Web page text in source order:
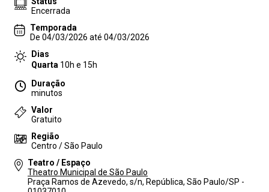
Encerrada
Temporada
De 04/03/2026 até 04/03/2026
Dias
Quarta 10h e 15h
Duração
minutos
Valor
Gratuito
Região
Centro / São Paulo
Teatro / Espaço
Theatro Municipal de São Paulo
Praça Ramos de Azevedo, s/n, República, São Paulo/SP -